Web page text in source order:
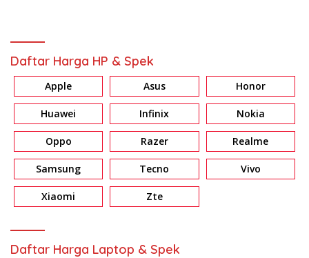
Daftar Harga HP & Spek
Apple Asus Honor
Huawei Infinix Nokia
Oppo Razer Realme
Samsung Tecno Vivo
Xiaomi Zte
Daftar Harga Laptop & Spek